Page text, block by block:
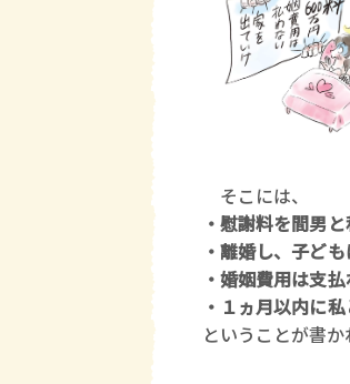
そこには、
・慰謝料を間男
・離婚し、子ど
・婚姻費用は支
・１ヵ月以内に
ということが書